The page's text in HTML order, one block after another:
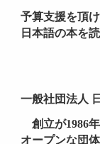
予算支援を頂
日本語の本を
一般社団法人
創立が1986
オープンな団